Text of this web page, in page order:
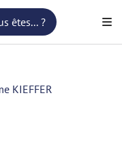
êtes... ?
KIEFFER